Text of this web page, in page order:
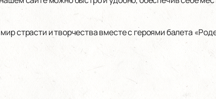
страсти и творчества вместе с героями балета